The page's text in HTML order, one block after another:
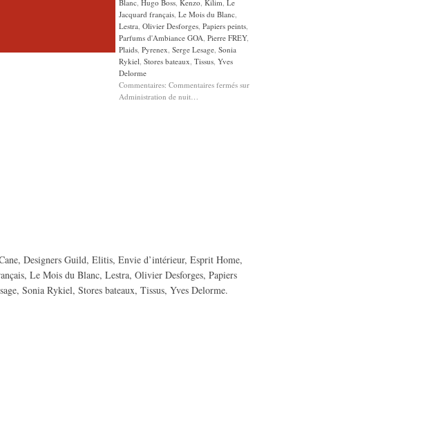
Blanc, Hugo Boss, Kenzo, Kilim, Le
Jacquard français, Le Mois du Blanc,
Lestra, Olivier Desforges, Papiers peints,
Parfums d'Ambiance GOA, Pierre FREY,
Plaids, Pyrenex, Serge Lesage, Sonia
Rykiel, Stores bateaux, Tissus, Yves
Delorme
Commentaires: Commentaires fermés sur
Administration de nuit…
, Designers Guild, Elitis, Envie d’intérieur, Esprit Home,
, Le Mois du Blanc, Lestra, Olivier Desforges, Papiers
, Sonia Rykiel, Stores bateaux, Tissus, Yves Delorme.